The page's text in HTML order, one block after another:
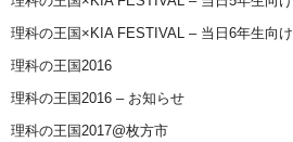
理科の王国×KIA FESTIVAL – 当日6年生向け
理科の王国2016
理科の王国2016 – お知らせ
理科の王国2017@枚方市